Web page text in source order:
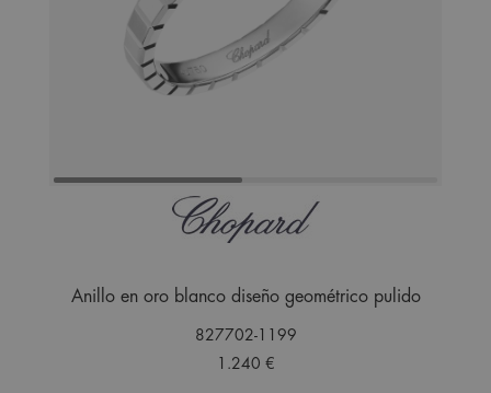
Anillo en oro blanco diseño geométrico pulido
827702-1199
1.240 €